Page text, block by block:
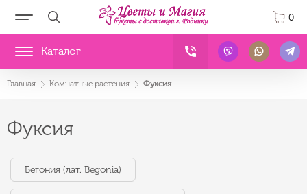
0
Каталог
Главная Комнатные растения Фуксия
Фуксия
Бегония (лат. Begonia)